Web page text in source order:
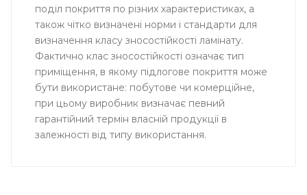
поділ покриття по різних характеристиках, а
також чітко визначені норми і стандарти для
визначення класу зносостійкості ламінату.
Фактично клас зносостійкості означає тип
приміщення, в якому підлогове покриття може
бути використане: побутове чи комерційне,
при цьому виробник визначає певний
гарантійний термін власній продукції в
залежності від типу використання.